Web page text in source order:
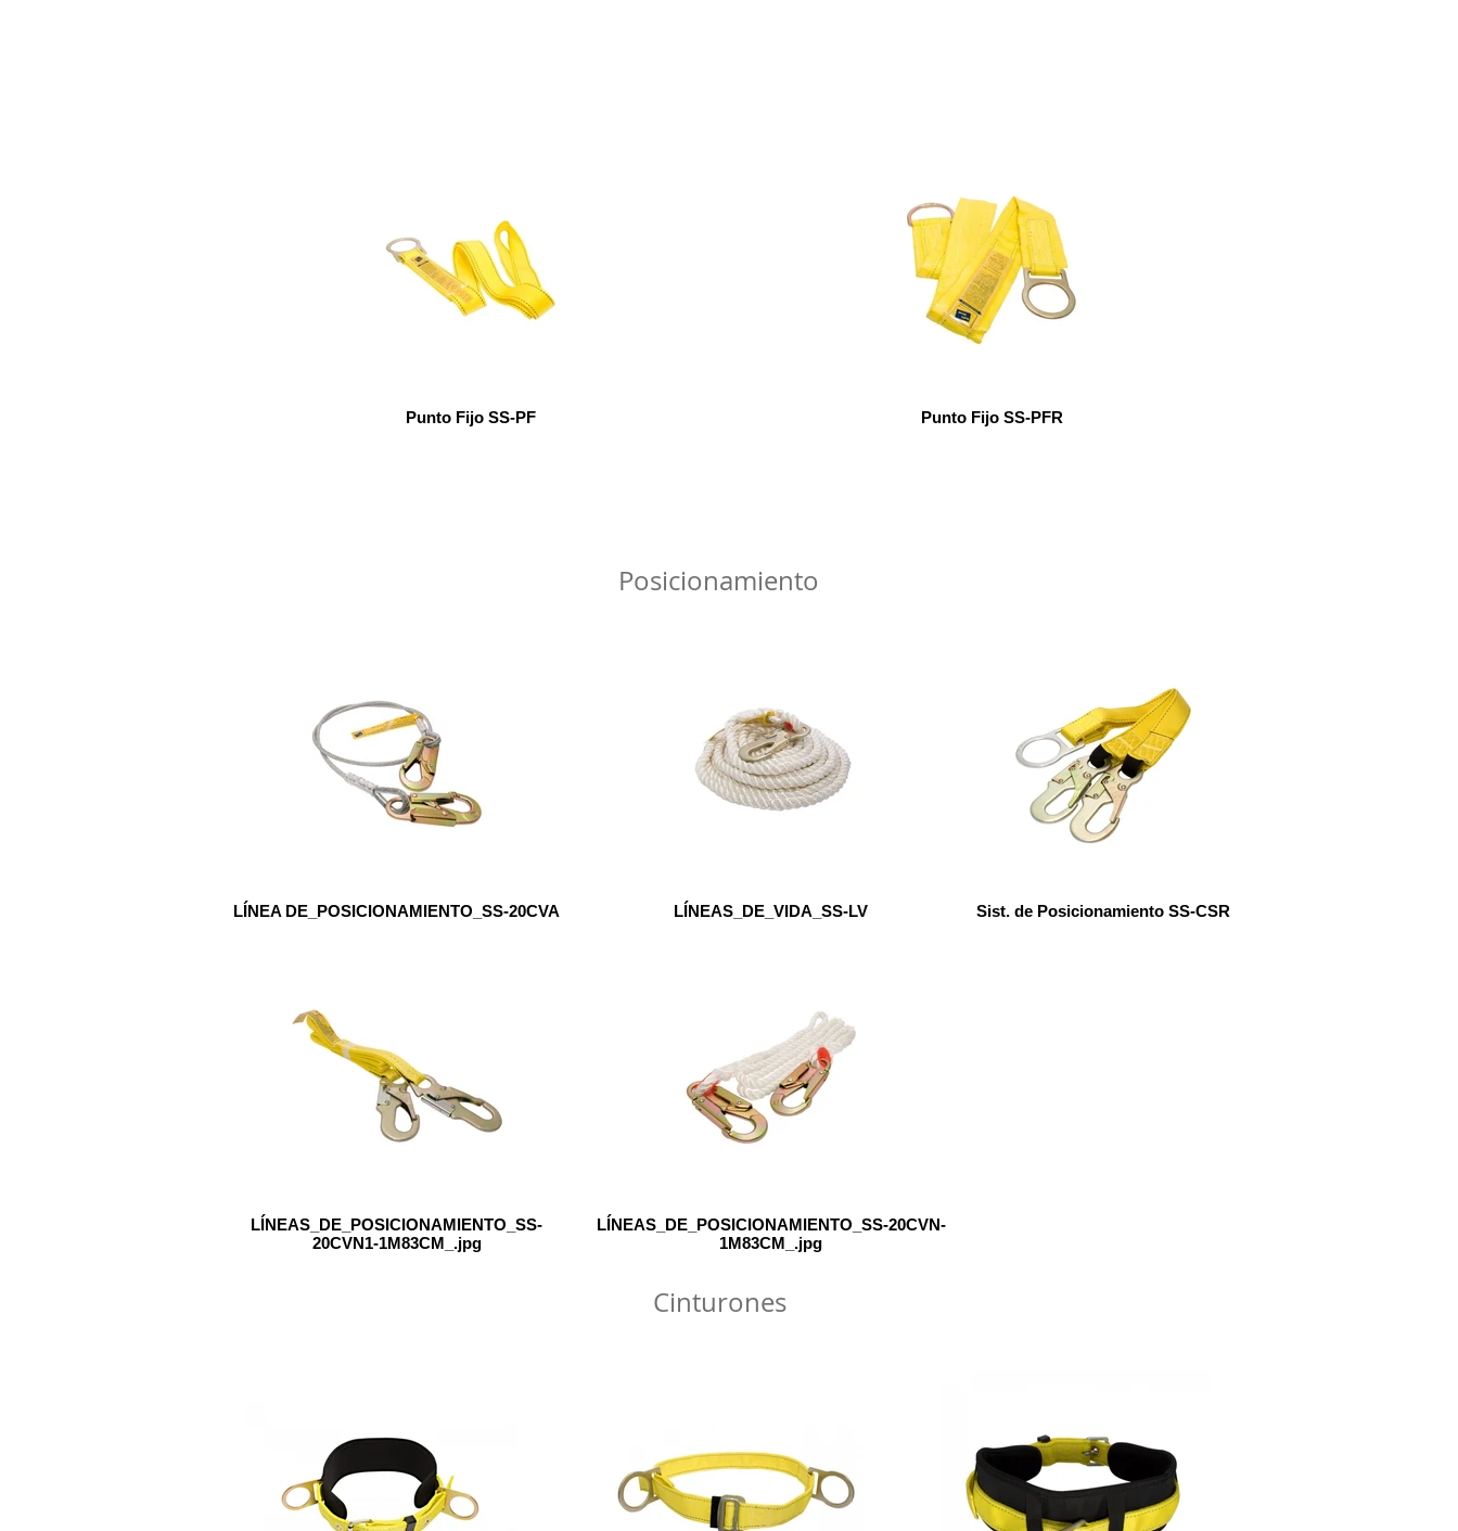
Punto Fijo SS-PF Punto Fijo SS-PFR
Posicionamiento
LÍNEA DE_POSICIONAMIENTO_SS-20CVA LÍNEAS_DE_VIDA_SS-LV Sist. de Posicionamiento SS-CSR
LÍNEAS_DE_POSICIONAMIENTO_SS-
20CVN1-1M83CM_.jpg
LÍNEAS_DE_POSICIONAMIENTO_SS-20CVN-
1M83CM_.jpg
Cinturones